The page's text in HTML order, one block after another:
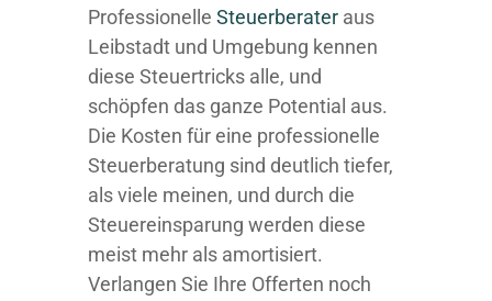
Professionelle Steuerberater aus
Leibstadt und Umgebung kennen
diese Steuertricks alle, und
schöpfen das ganze Potential aus.
Die Kosten für eine professionelle
Steuerberatung sind deutlich tiefer,
als viele meinen, und durch die
Steuereinsparung werden diese
meist mehr als amortisiert.
Verlangen Sie Ihre Offerten noch